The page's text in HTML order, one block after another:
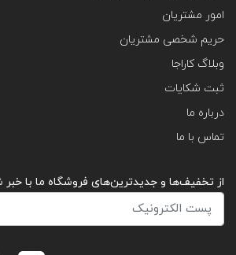
امور مشتریان
حریم شخصی مشتریان
وبلاگ کاراجا
ثبت شکایات
درباره ما
تماس با ما
از تخفیف‌ها و جدیدترین‌های فروشگاه ما با خبر